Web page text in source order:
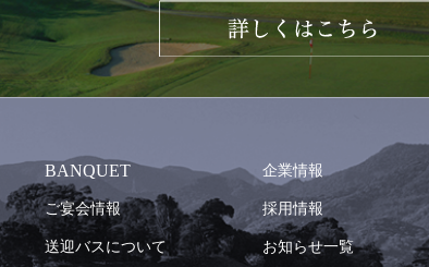
BANQUET
ご宴会情報
送迎バスについて
企業情報
採用情報
お知らせ一覧